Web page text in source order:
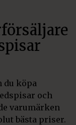
du köpa
och
varumärken
bästa priser.